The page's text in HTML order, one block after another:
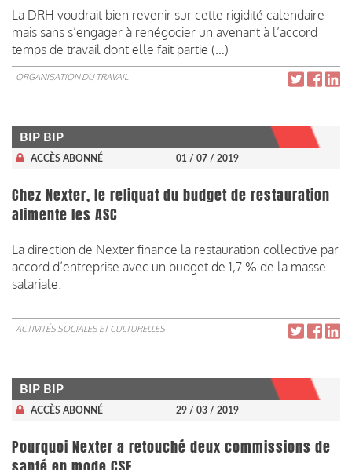
La DRH voudrait bien revenir sur cette rigidité calendaire
mais sans s’engager à renégocier un avenant à l’accord
temps de travail dont elle fait partie (…)
ORGANISATION DU TRAVAIL
BIP BIP
ACCÈS ABONNÉ 01 / 07 / 2019
Chez Nexter, le reliquat du budget de restauration
alimente les ASC
La direction de Nexter finance la restauration collective par
accord d’entreprise avec un budget de 1,7 % de la masse
salariale.
ACTIVITÉS SOCIALES ET CULTURELLES
BIP BIP
ACCÈS ABONNÉ 29 / 03 / 2019
Pourquoi Nexter a retouché deux commissions de